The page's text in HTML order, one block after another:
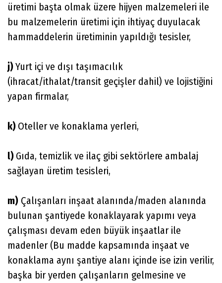
üretimi başta olmak üzere hijyen malzemeleri ile
bu malzemelerin üretimi için ihtiyaç duyulacak
hammaddelerin üretiminin yapıldığı tesisler,
j)Yurt içi ve dışı taşımacılık
(ihracat/ithalat/transit geçişler dahil) ve lojistiğini
yapan firmalar,
k) Oteller ve konaklama yerleri,
l) Gıda, temizlik ve ilaç gibi sektörlere ambalaj
sağlayan üretim tesisleri,
m) Çalışanları inşaat alanında/maden alanında
bulunan şantiyede konaklayarak yapımı veya
çalışması devam eden büyük inşaatlar ile
madenler (Bu madde kapsamında inşaat ve
konaklama aynı şantiye alanı içinde ise izin verilir,
başka bir yerden çalışanların gelmesine ve